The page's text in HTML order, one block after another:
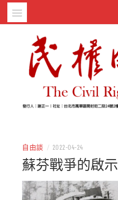
Skip
自由談 / 2022-04-24
蘇芬戰爭的啟示